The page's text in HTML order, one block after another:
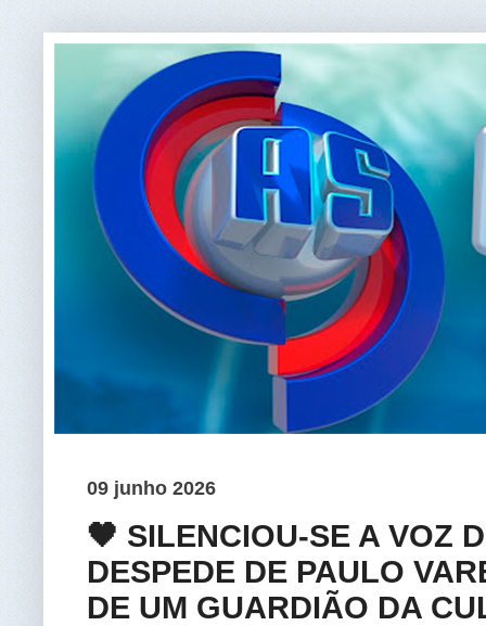
09 junho 2026
🖤 SILENCIOU-SE A VOZ
DESPEDE DE PAULO
DE UM GUARDIÃO DA